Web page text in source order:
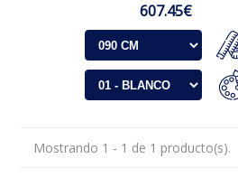
607.45€
Mostrando 1 - 1 de 1 producto(s).